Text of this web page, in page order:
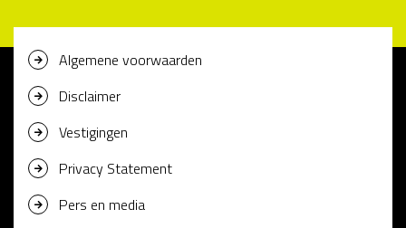
Algemene voorwaarden
Disclaimer
Vestigingen
Privacy Statement
Pers en media